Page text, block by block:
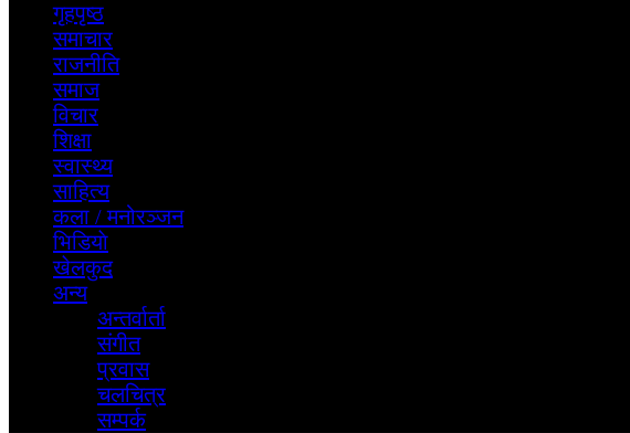
गृहपृष्ठ
समाचार
राजनीति
समाज
विचार
शिक्षा
स्वास्थ्य
साहित्य
कला / मनोरञ्जन
भिडियाे
खेलकुद
अन्य
अन्तर्वार्ता
स‌ंगीत
प्रवास
चलचित्र
सम्पर्क